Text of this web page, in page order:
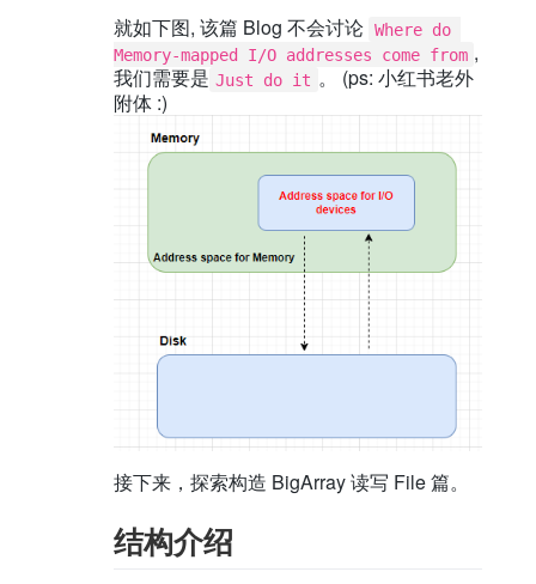
就如下图, 该篇 Blog 不会讨论 Where do
Memory-mapped I/O addresses come from ,
我们需要是 Just do it 。 (ps: 小红书老外
附体 :)
接下来，探索构造 BigArray 读写 File 篇。
结构介绍